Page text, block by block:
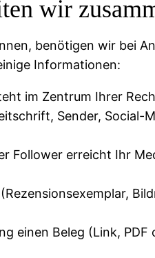
wir
benötigen wir bei
Informationen:
im Zentrum Ihrer
Sender, Social-
Follower erreicht Ihr
einen Beleg (Link, PDF